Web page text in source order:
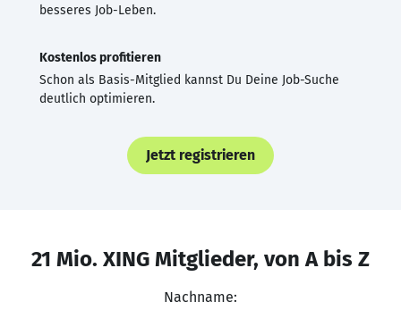
besseres Job-Leben.
Kostenlos profitieren
Schon als Basis-Mitglied kannst Du Deine Job-Suche
deutlich optimieren.
Jetzt registrieren
21 Mio. XING Mitglieder, von A bis Z
Nachname: